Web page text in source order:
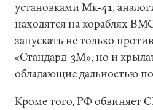
установками Мк-41,
находятся на кораблях
запускать не только
«Стандард-3М», но и
обладающие дальностью
Кроме того, РФ обвиняет